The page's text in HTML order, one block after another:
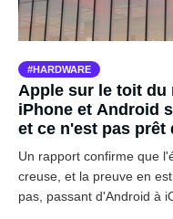
HARDWARE
Apple sur le toit du
iPhone et Android
et ce n'est pas prêt
Un rapport confirme que
creuse, et la preuve en
pas, passant d'Android à